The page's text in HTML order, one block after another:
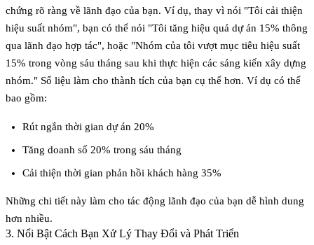
chứng rõ ràng về lãnh đạo của bạn. Ví dụ, thay vì nói "Tôi cải thiện
hiệu suất nhóm", bạn có thể nói "Tôi tăng hiệu quả dự án 15% thông
qua lãnh đạo hợp tác", hoặc "Nhóm của tôi vượt mục tiêu hiệu suất
15% trong vòng sáu tháng sau khi thực hiện các sáng kiến xây dựng
nhóm." Số liệu làm cho thành tích của bạn cụ thể hơn. Ví dụ có thể
bao gồm:
Rút ngắn thời gian dự án 20%
Tăng doanh số 20% trong sáu tháng
Cải thiện thời gian phản hồi khách hàng 35%
Những chi tiết này làm cho tác động lãnh đạo của bạn dễ hình dung
hơn nhiều.
3. Nổi Bật Cách Bạn Xử Lý Thay Đổi và Phát Triển